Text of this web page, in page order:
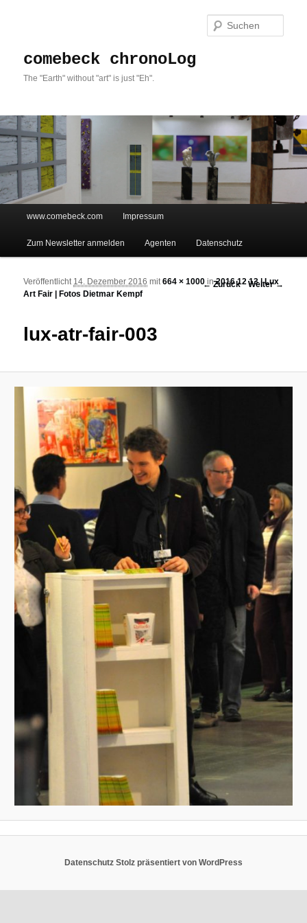
comebeck chronoLog
The "Earth" without "art" is just "Eh".
Zum Inhalt wechseln
Zum sekundären Inhalt wechseln
www.comebeck.com Impressum
Zum Newsletter anmelden Agenten Datenschutz
Bilder-Navigation
← Zurück Weiter →
lux-atr-fair-003
Veröffentlicht 14. Dezember 2016 mit664 × 1000 in2016 12 13 | Lux
Art Fair | Fotos Dietmar Kempf
Datenschutz Stolz präsentiert von WordPress